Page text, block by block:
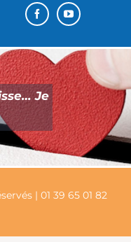
Je
| 01 39 65 01 82